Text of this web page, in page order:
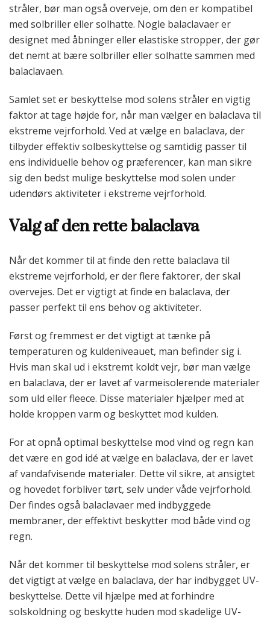
stråler, bør man også overveje, om den er kompatibel
med solbriller eller solhatte. Nogle balaclavaer er
designet med åbninger eller elastiske stropper, der gør
det nemt at bære solbriller eller solhatte sammen med
balaclavaen.
Samlet set er beskyttelse mod solens stråler en vigtig
faktor at tage højde for, når man vælger en balaclava til
ekstreme vejrforhold. Ved at vælge en balaclava, der
tilbyder effektiv solbeskyttelse og samtidig passer til
ens individuelle behov og præferencer, kan man sikre
sig den bedst mulige beskyttelse mod solen under
udendørs aktiviteter i ekstreme vejrforhold.
Valg af den rette balaclava
Når det kommer til at finde den rette balaclava til
ekstreme vejrforhold, er der flere faktorer, der skal
overvejes. Det er vigtigt at finde en balaclava, der
passer perfekt til ens behov og aktiviteter.
Først og fremmest er det vigtigt at tænke på
temperaturen og kuldeniveauet, man befinder sig i.
Hvis man skal ud i ekstremt koldt vejr, bør man vælge
en balaclava, der er lavet af varmeisolerende materialer
som uld eller fleece. Disse materialer hjælper med at
holde kroppen varm og beskyttet mod kulden.
For at opnå optimal beskyttelse mod vind og regn kan
det være en god idé at vælge en balaclava, der er lavet
af vandafvisende materialer. Dette vil sikre, at ansigtet
og hovedet forbliver tørt, selv under våde vejrforhold.
Der findes også balaclavaer med indbyggede
membraner, der effektivt beskytter mod både vind og
regn.
Når det kommer til beskyttelse mod solens stråler, er
det vigtigt at vælge en balaclava, der har indbygget UV-
beskyttelse. Dette vil hjælpe med at forhindre
solskoldning og beskytte huden mod skadelige UV-